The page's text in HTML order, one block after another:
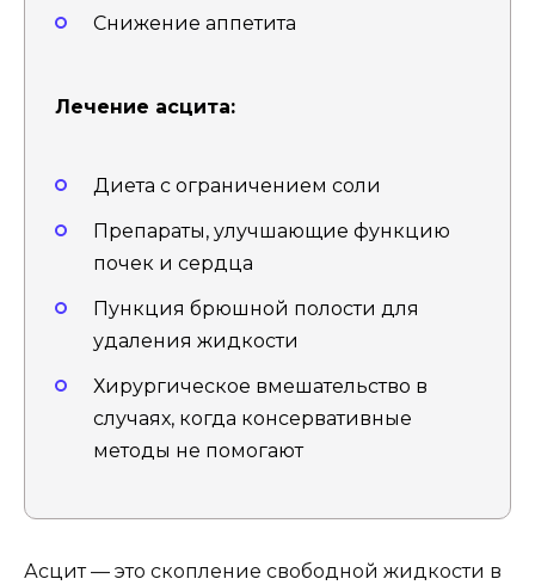
Снижение аппетита
Лечение асцита:
Диета с ограничением соли
Препараты, улучшающие функцию
почек и сердца
Пункция брюшной полости для
удаления жидкости
Хирургическое вмешательство в
случаях, когда консервативные
методы не помогают
Асцит — это скопление свободной жидкости в